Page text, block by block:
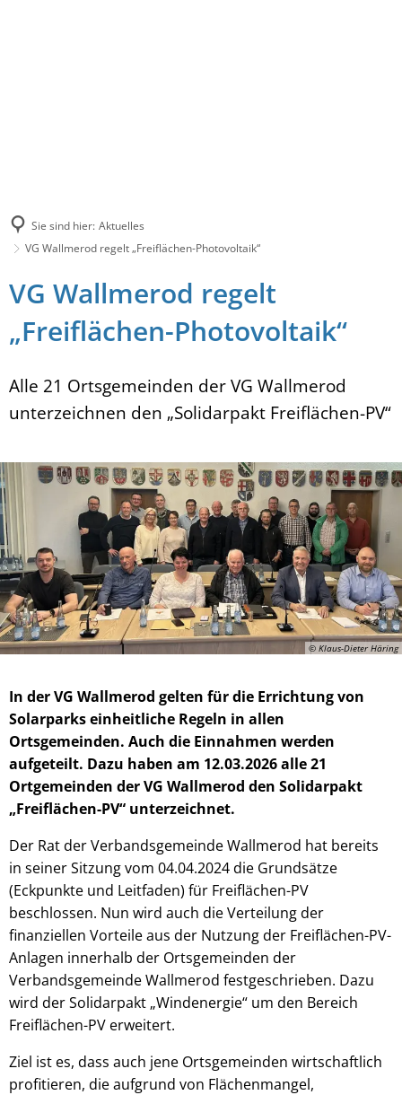
Sie sind hier: Aktuelles
VG Wallmerod regelt „Freiflächen-Photovoltaik“
VG Wallmerod regelt
„Freiflächen-Photovoltaik“
Alle 21 Ortsgemeinden der VG Wallmerod
unterzeichnen den „Solidarpakt Freiflächen-PV“
© Klaus-Dieter Häring
In der VG Wallmerod gelten für die Errichtung von
Solarparks einheitliche Regeln in allen
Ortsgemeinden. Auch die Einnahmen werden
aufgeteilt. Dazu haben am 12.03.2026 alle 21
Ortgemeinden der VG Wallmerod den Solidarpakt
„Freiflächen-PV“ unterzeichnet.
Der Rat der Verbandsgemeinde Wallmerod hat bereits
in seiner Sitzung vom 04.04.2024 die Grundsätze
(Eckpunkte und Leitfaden) für Freiflächen-PV
beschlossen. Nun wird auch die Verteilung der
finanziellen Vorteile aus der Nutzung der Freiflächen-PV-
Anlagen innerhalb der Ortsgemeinden der
Verbandsgemeinde Wallmerod festgeschrieben. Dazu
wird der Solidarpakt „Windenergie“ um den Bereich
Freiflächen-PV erweitert.
Ziel ist es, dass auch jene Ortsgemeinden wirtschaftlich
profitieren, die aufgrund von Flächenmangel,